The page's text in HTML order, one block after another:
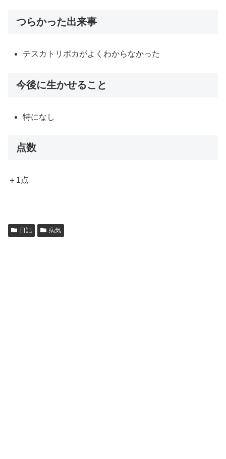
つらかった出来事
テスカトリポカがよくわからなかった
今後に生かせること
特になし
点数
＋1点
日記 病気